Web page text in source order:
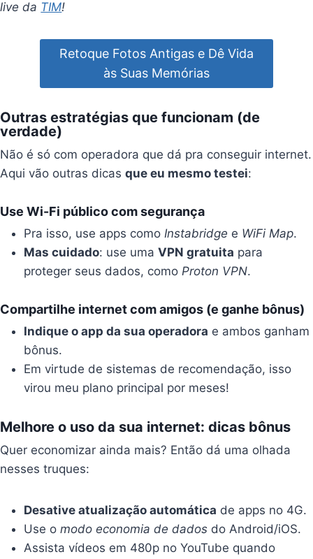
live da TIM!
Retoque Fotos Antigas e Dê Vida
às Suas Memórias
Outras estratégias que funcionam (de
verdade)
Não é só com operadora que dá pra conseguir internet.
Aqui vão outras dicasque eu mesmo testei:
Use Wi-Fi público com segurança
Pra isso, use apps comoInstabridge e WiFi Map.
Mas cuidado: use umaVPN gratuita para
proteger seus dados, comoProton VPN.
Compartilhe internet com amigos (e ganhe bônus)
Indique o app da sua operadora e ambos ganham
bônus.
Em virtude de sistemas de recomendação, isso
virou meu plano principal por meses!
Melhore o uso da sua internet: dicas bônus
Quer economizar ainda mais? Então dá uma olhada
nesses truques:
Desative atualização automática de apps no 4G.
Use omodo economia de dados do Android/iOS.
Assista vídeos em 480p no YouTube quando